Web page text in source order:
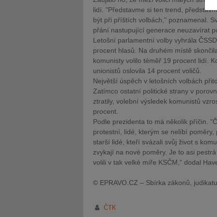
lidí. "Představme si ten trend,
být při příštích volbách," poznamenal.
přání nastupující generace neuzavírat
Letošní parlamentní volby vyhrála
procent hlasů. Na druhém místě
komunisty volilo téměř 19 procent lidí.
unionistů oslovila 14 procent voličů.
Největší úspěch v letošních volbách
Zatímco ostatní politické strany v
ztratily, volební výsledek komunistů
procent.
Podle prezidenta to má několik příčin.
protestní, lidé, kterým se nelíbí poměry,
starší lidé, kteří svázali svůj život s
zvykají na nové poměry. Je to asi
volili v tak velké míře KSČM," dodal
© EPRAVO.CZ – Sbírka zákonů,
ČTK
JUDr. Tomáš Nielsen
JUDr.
Kurzy